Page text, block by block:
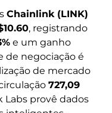
Chainlink (LINK)
, registrando
e um ganho
de negociação é
de mercado
727,09
Labs provê dados